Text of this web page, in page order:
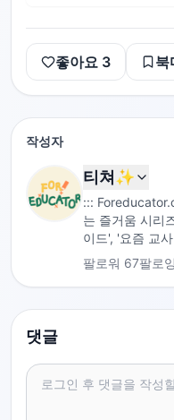
좋아요 3 북
작성자
티쳐✨
:::
는 즐거움 시리
이드', '요즘 교
'수업의 과정', '1
팔로워 67팔로잉
댓글